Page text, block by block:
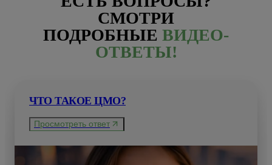
СМОТРИ
ПОДРОБНЫЕ ВИДЕО-
ОТВЕТЫ!
ЧТО ТАКОЕ ЦМО?
Просмотреть ответ